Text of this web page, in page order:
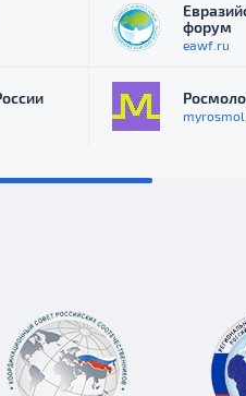
форум
eawf.ru